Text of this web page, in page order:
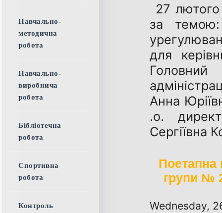
27
за темою:
для
Анна
.о.
Сергіївна
Поетапна
групи №
Wednesday,
Навчально-
методична
робота
Навчально-
виробнича
робота
Бібліотечна
робота
Спортивна
робота
Контроль